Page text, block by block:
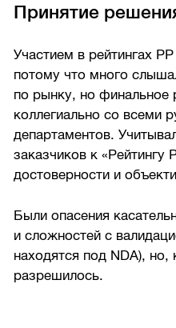
Принятие
Участием в рейтингах
потому что много
по рынку, но финальное
коллегиально со всеми
департаментов.
заказчиков к «Рейтингу
достоверности и
Были опасения
и сложностей с
находятся под NDA), но,
разрешилось.